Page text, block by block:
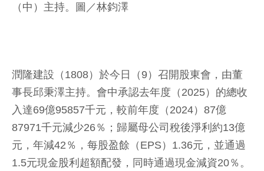
（中）主持。圖／林鈞澤
潤隆建設（1808）於今日（9）召開股東會，由董
事長邱秉澤主持。會中承認去年度（2025）的總收
入達69億95857千元，較前年度（2024）87億
87971千元減少26％；歸屬母公司稅後淨利約13億
元，年減42％，每股盈餘（EPS）1.36元，並通過
1.5元現金股利超額配發，同時通過現金減資20％。